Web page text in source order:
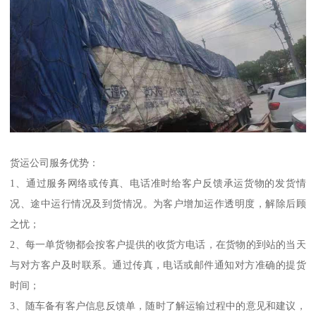
货运公司服务优势：
1、通过服务网络或传真、电话准时给客户反馈承运货物的发货情
况、途中运行情况及到货情况。为客户增加运作透明度，解除后顾
之忧；
2、每一单货物都会按客户提供的收货方电话，在货物的到站的当天
与对方客户及时联系。通过传真，电话或邮件通知对方准确的提货
时间；
3、随车备有客户信息反馈单，随时了解运输过程中的意见和建议，